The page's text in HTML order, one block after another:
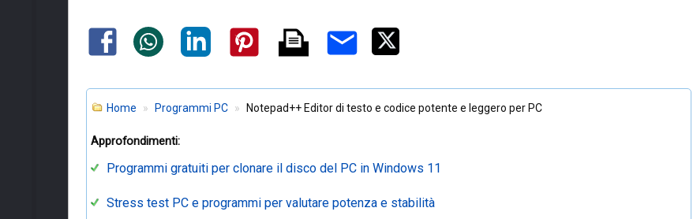
Home Programmi PC Notepad++ Editor di testo e codice potente e leggero per PC
Approfondimenti:
Programmi gratuiti per clonare il disco del PC in Windows 11
Stress test PC e programmi per valutare potenza e stabilità